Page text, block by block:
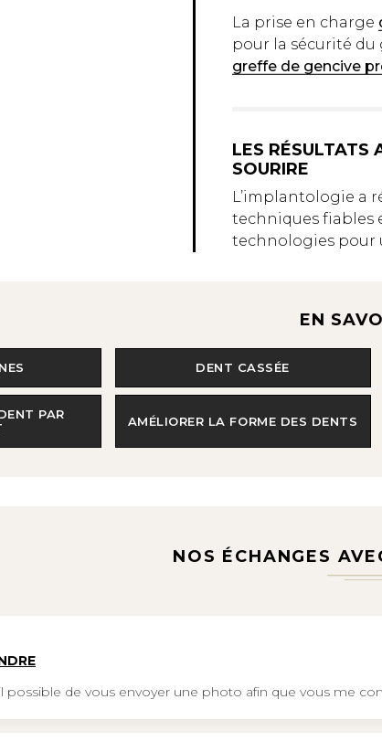
La prise en charge
pour la sécurité du
greffe de gencive
LES RÉSULTATS
SOURIRE
L’implantologie a
techniques fiables
technologies pour
EN
DENT CASSÉE
PAR
AMÉLIORER LA FORME DES DENTS
NOS ÉCHANGES
possible de vous envoyer une photo afin que vous me